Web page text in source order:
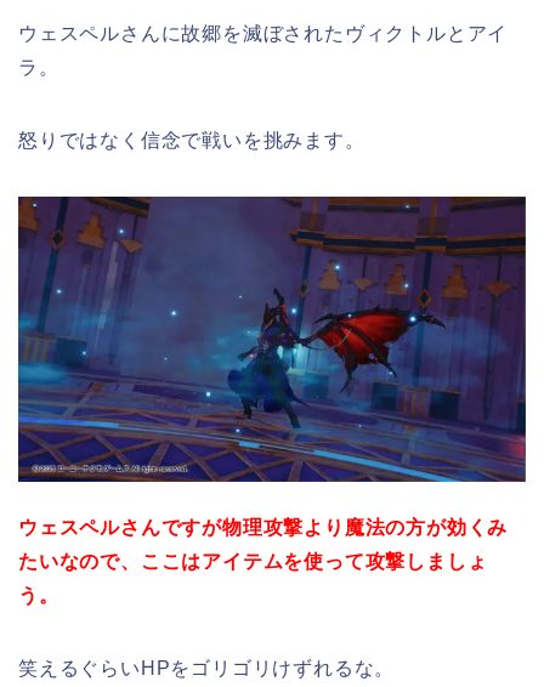
ウェスペルさんに故郷を滅ぼされたヴィクトルとアイ
ラ。
怒りではなく信念で戦いを挑みます。
ウェスペルさんですが物理攻撃より魔法の方が効くみ
たいなので、ここはアイテムを使って攻撃しましょ
う。
笑えるぐらいHPをゴリゴリけずれるな。